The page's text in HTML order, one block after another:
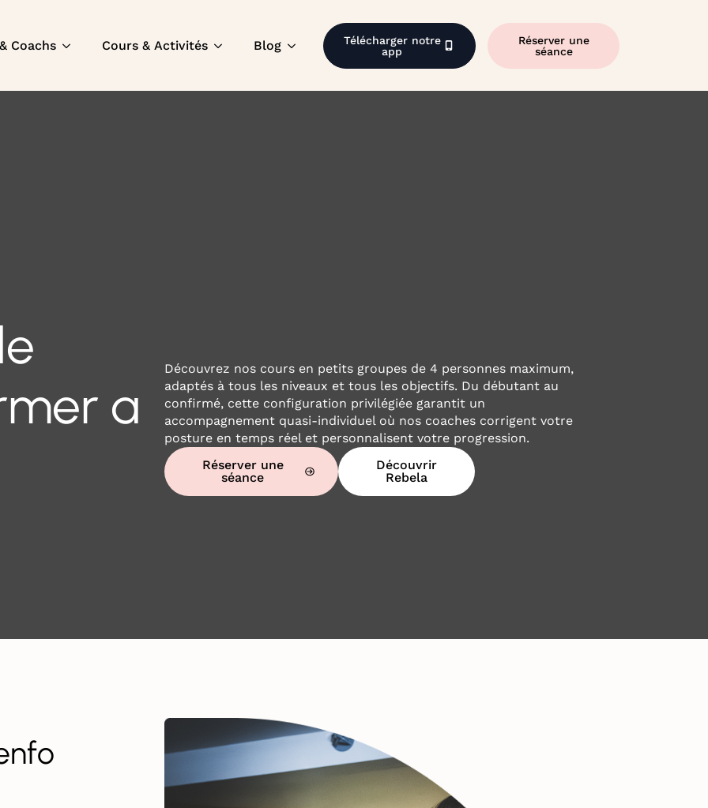
Coachs Cours & Activités Blog
Télécharger notre
app
Réserver une
séance
a
Découvrez nos cours en petits groupes de 4 personnes maximum,
adaptés à tous les niveaux et tous les objectifs. Du débutant au
confirmé, cette configuration privilégiée garantit un
accompagnement quasi-individuel où nos coaches corrigent votre
posture en temps réel et personnalisent votre progression.
Réserver une
séance
Découvrir
Rebela